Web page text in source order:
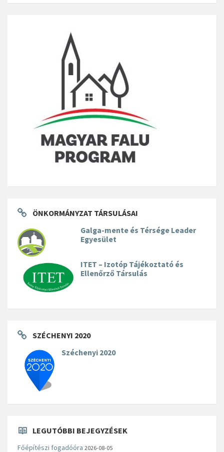
ÖNKORMÁNYZAT TÁRSULÁSAI
Galga-mente és Térsége Leader
Egyesület
ITET – Izotóp Tájékoztató és
Ellenőrző Társulás
SZÉCHENYI 2020
Széchenyi 2020
LEGUTÓBBI BEJEGYZÉSEK
Főépítészi fogadóóra 2026-08-05